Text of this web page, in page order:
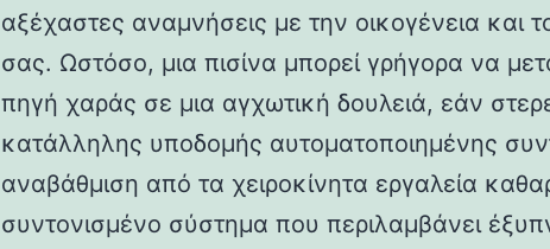
αξέχαστες αναμνήσεις με την οικογένεια και
σας. Ωστόσο, μια πισίνα μπορεί γρήγορα να
πηγή χαράς σε μια αγχωτική δουλειά, εάν
κατάλληλης υποδομής αυτοματοποιημένης
αναβάθμιση από τα χειροκίνητα εργαλεία
συντονισμένο σύστημα που περιλαμβάνει